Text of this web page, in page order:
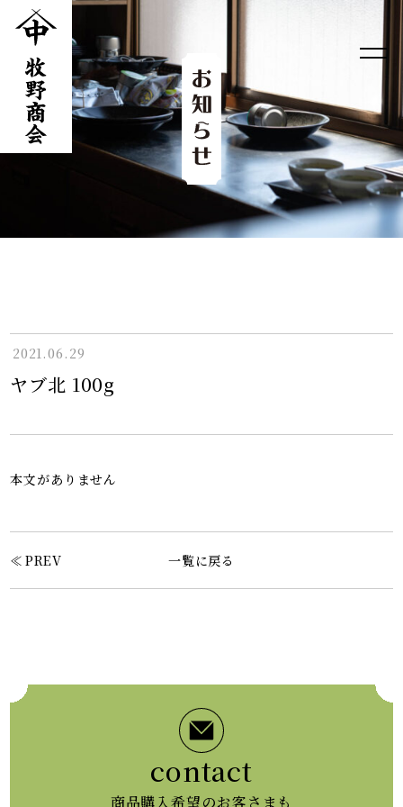
2021.06.29
ヤブ北 100g
本文がありません
PREV 一覧に戻る
contact
商品購入希望のお客さまも